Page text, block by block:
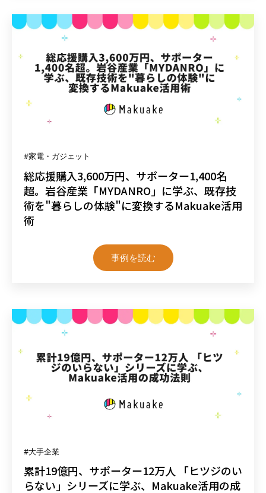
#家電・ガジェット
総応援購入3,600万円、サポーター1,400名
超。岩谷産業「MYDANRO」に学ぶ、既存技
術を"暮らしの体験"に変換するMakuake活用
術
事例を読む
#大手企業
累計19億円、サポーター12万人 「ヒツジのい
らない」シリーズに学ぶ、Makuake活用の成